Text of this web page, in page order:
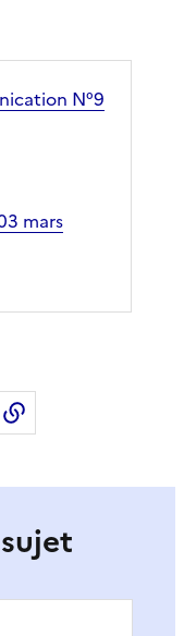
N°9
mars
LinkedInpar email